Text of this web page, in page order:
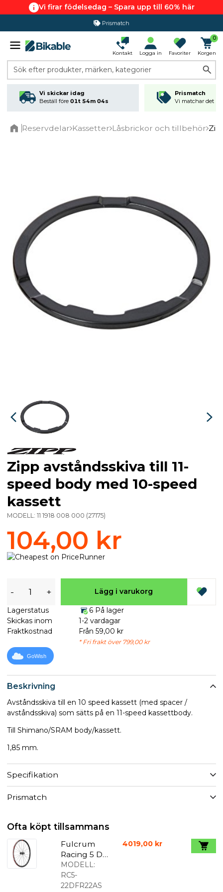
Vi firar födelsedag – Spara upp till 60% här
Prismatch
Kontakt Logga in Favoriter
0
Korgen
Sök efter produkter, märken, kategorier
Vi skickar idag
Beställ före 01t 54m 03s
Prismatch
Vi matchar det
Reservdelar Kassetter Låsbrickor och tillbehör
Beskrivning
Avståndsskiva till en 10 speed kassett (med spacer /
avståndsskiva) som sätts på en 11-speed kassettbody.
Till Shimano/SRAM body/kassett.
1,85 mm.
Specifikation
Prismatch
Zipp avståndsskiva till 11-
speed body med 10-speed
kassett
MODELL: 11 1918 008 000 (27175)
104,00 kr
- + Lägg i varukorg
Lagerstatus
6 På lager
Skickas inom
1-2 vardagar
Fraktkostnad
Från 59,00 kr
* Fri frakt över 799,00 kr
GoWish
Ofta köpt tillsammans
Fulcrum
Racing 5 DB
Hjulset
MODELL:
RC5-
22DFR22AS
4019,00 kr